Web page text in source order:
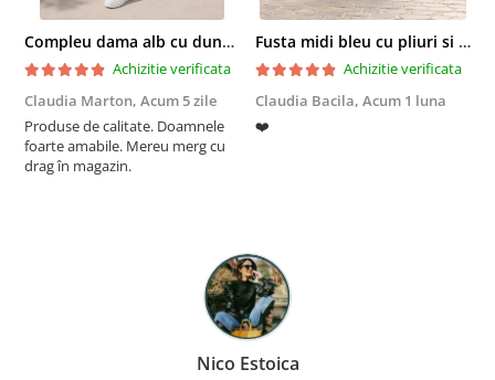
Compleu dama alb cu dungi laterale in nuante de verde si negru
Achizitie verificata
Claudia Marton, Acum 5 zile
Produse de calitate. Doamnele
foarte amabile. Mereu merg cu
drag în magazin.
Fusta midi bleu cu pliuri si buzunare
Achizitie verificata
Claudia Bacila, Acum 1 luna
❤️
Nico Estoica